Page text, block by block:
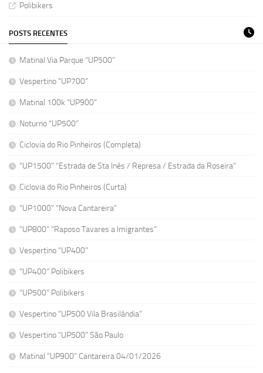
Polibikers
POSTS RECENTES
Matinal Via Parque “UP500”
Vespertino “UP700”
Matinal 100k “UP900”
Noturno “UP500”
Ciclovia do Rio Pinheiros (Completa)
“UP1500” “Estrada de Sta Inês / Represa / Estrada da Roseira”
Ciclovia do Rio Pinheiros (Curta)
“UP1000” “Nova Cantareira”
“UP800” “Raposo Tavares a Imigrantes”
Vespertino “UP400”
“UP400” Polibikers
“UP500” Polibikers
Vespertino “UP500 Vila Brasilândia”
Vespertino “UP500” São Paulo
Matinal “UP900” Cantareira 04/01/2026